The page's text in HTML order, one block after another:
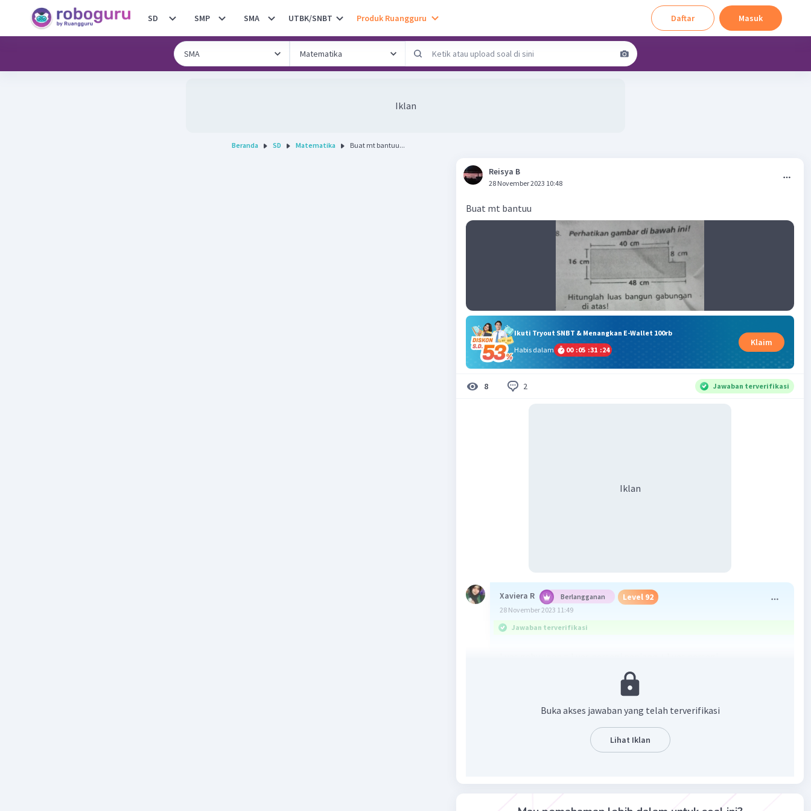
SD SMP SMA UTBK/SNBT Produk Ruangguru Daftar Masuk
Iklan
Beranda SD Matematika Buat mt bantuu...
Reisya B
28 November 2023 10:48
Buat mt bantuu
Ikuti Tryout SNBT & Menangkan E-Wallet 100rb
Habis dalam
00 :05 :31 :23
Klaim
8 2 Jawaban terverifikasi
Iklan
Xaviera R Berlangganan Level 92
28 November 2023 11:49
Jawaban terverifikasi
Sebelum menghitung luasnya, identifikasi dulu mana yang termasuk
persegi panjang dan persegi. Bisa terlihat bahwa ukuran persegi
panjang = 40 x 16 cm, sisi persegi = 8 cm
Luas persegi panjang = panjang x lebar
Buka akses jawaban yang telah terverifikasi
Lihat Iklan